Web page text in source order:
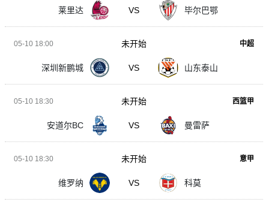
莱里达 VS 毕尔巴鄂
05-10 18:00 中超
深圳新鹏城 VS 山东泰山
未开始
05-10 18:30 西篮甲
安道尔BC VS 曼雷萨
未开始
05-10 18:30 意甲
维罗纳 VS 科莫
未开始